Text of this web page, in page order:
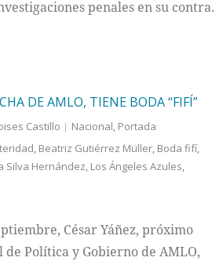
penales en su contra.
DE AMLO, TIENE BODA “FIFÍ”
Castillo Nacional, Portada
, Beatriz Gutiérrez Müller, Boda fifí,
Silva Hernández, Los Ángeles Azules,
César Yáñez, próximo
Política y Gobierno de AMLO,